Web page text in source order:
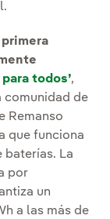
primera
para todos’,
comunidad de
Remanso
que funciona
baterías. La
por
un
a las más de